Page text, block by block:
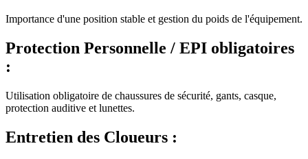
Importance d'une position stable et gestion du poids de l'équipement.
Protection Personnelle / EPI obligatoires
:
Utilisation obligatoire de chaussures de sécurité, gants, casque,
protection auditive et lunettes.
Entretien des Cloueurs :